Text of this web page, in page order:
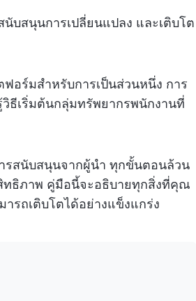
บสนุนการเปลี่ยนแปลง และเติบโต
อร์มสำหรับการเป็นส่วนหนึ่ง การ
ธีเริ่มต้นกลุ่มทรัพยากรพนักงานที่
รสนับสนุนจากผู้นำ ทุกขั้นตอนล้วน
ทธิภาพ คู่มือนี้จะอธิบายทุกสิ่งที่คุณ
ารถเติบโตได้อย่างแข็งแกร่ง